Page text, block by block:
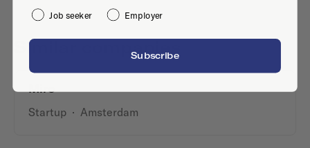
Similar companies
Miro
Startup · Amsterdam
Job seeker
Employer
Subscribe